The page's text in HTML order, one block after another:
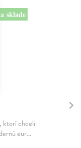
Město a
Ty jsi to byla, kdo mi
jeho nejisté zdi –